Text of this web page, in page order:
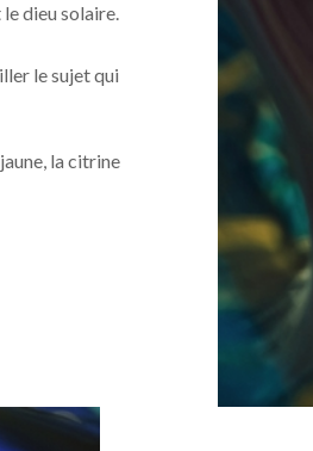
dieu solaire.
le sujet qui
la citrine